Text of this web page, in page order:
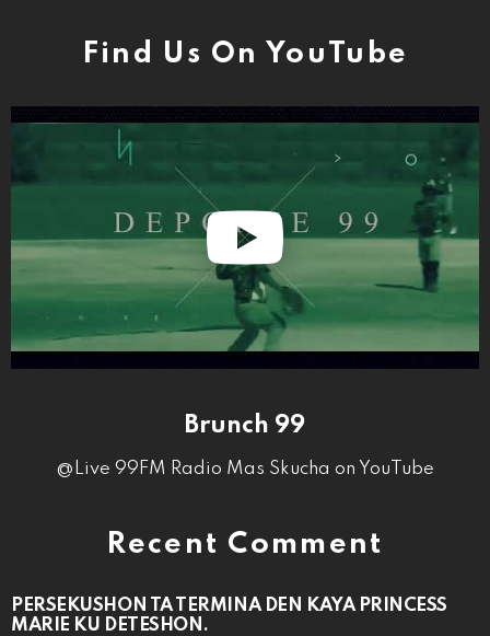
Find Us On YouTube
Brunch 99
@Live 99FM Radio Mas Skucha on YouTube
Recent Comment
PERSEKUSHON TA TERMINA DEN KAYA PRINCESS
MARIE KU DETESHON.